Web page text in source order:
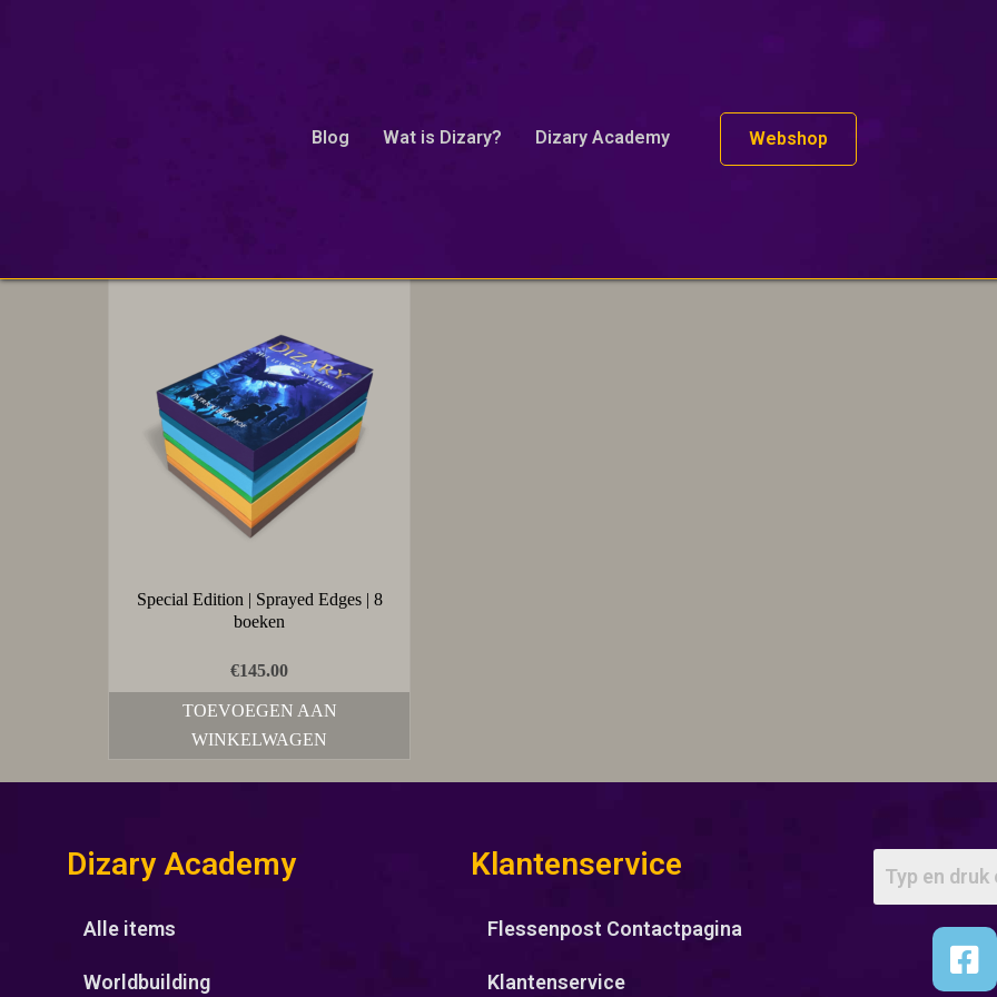
Blog Wat is Dizary? Dizary Academy Webshop
Special Edition | Sprayed Edges | 8
boeken
€145.00
TOEVOEGEN AAN
WINKELWAGEN
Dizary Academy
Alle items
Worldbuilding
Klantenservice
Flessenpost Contactpagina
Klantenservice